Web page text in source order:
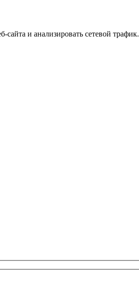
и анализировать сетевой трафик.